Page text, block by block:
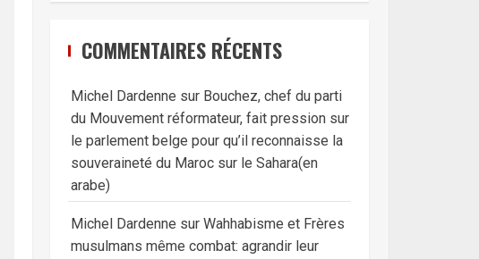
COMMENTAIRES RÉCENTS
Michel Dardenne sur Bouchez, chef du parti
du Mouvement réformateur, fait pression sur
le parlement belge pour qu’il reconnaisse la
souveraineté du Maroc sur le Sahara(en
arabe)
Michel Dardenne sur Wahhabisme et Frères
musulmans même combat: agrandir leur